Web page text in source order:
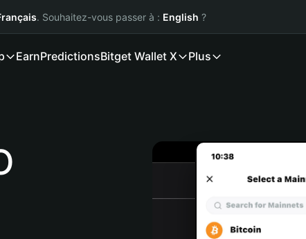
. Souhaitez-vous passer à : English ?
EarnPredictionsBitget Wallet X Plus